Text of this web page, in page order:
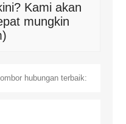
Kami akan
mungkin